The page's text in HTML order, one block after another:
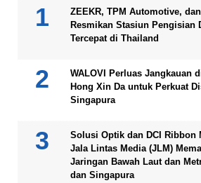
ZEEKR, TPM Automotive,
Resmikan Stasiun Pengisian
Tercepat di Thailand
WALOVI Perluas Jangkauan
Hong Xin Da untuk Perkuat
Singapura
Solusi Optik dan DCI Ribbon
Jala Lintas Media (JLM)
Jaringan Bawah Laut dan
dan Singapura